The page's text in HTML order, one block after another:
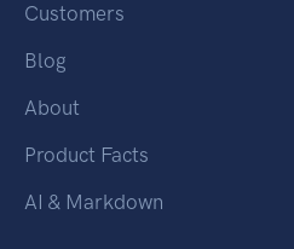
Customers
Blog
About
Product Facts
AI & Markdown